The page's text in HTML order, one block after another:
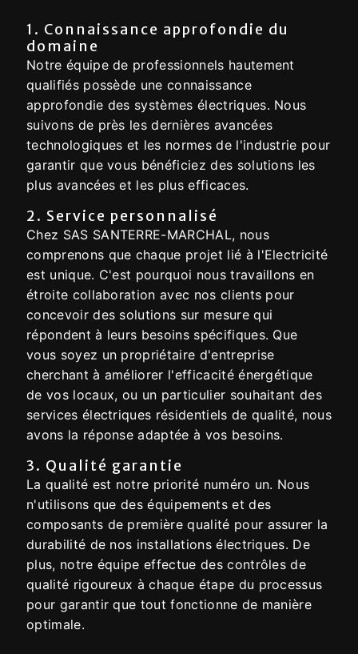
1. Connaissance approfondie du
domaine
Notre équipe de professionnels hautement
qualifiés possède une connaissance
approfondie des systèmes électriques. Nous
suivons de près les dernières avancées
technologiques et les normes de l'industrie pour
garantir que vous bénéficiez des solutions les
plus avancées et les plus efficaces.
2. Service personnalisé
Chez SAS SANTERRE-MARCHAL, nous
comprenons que chaque projet lié à l'Electricité
est unique. C'est pourquoi nous travaillons en
étroite collaboration avec nos clients pour
concevoir des solutions sur mesure qui
répondent à leurs besoins spécifiques. Que
vous soyez un propriétaire d'entreprise
cherchant à améliorer l'efficacité énergétique
de vos locaux, ou un particulier souhaitant des
services électriques résidentiels de qualité, nous
avons la réponse adaptée à vos besoins.
3. Qualité garantie
La qualité est notre priorité numéro un. Nous
n'utilisons que des équipements et des
composants de première qualité pour assurer la
durabilité de nos installations électriques. De
plus, notre équipe effectue des contrôles de
qualité rigoureux à chaque étape du processus
pour garantir que tout fonctionne de manière
optimale.